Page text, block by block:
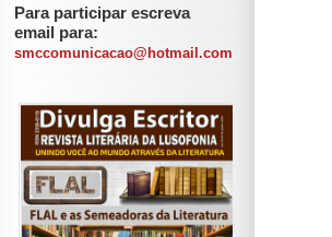
Para participar escreva
email para:
smccomunicacao@hotmail.com